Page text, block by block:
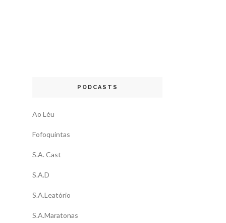
PODCASTS
Ao Léu
Fofoquintas
S.A. Cast
S.A.D
S.A.Leatório
S.A.Maratonas